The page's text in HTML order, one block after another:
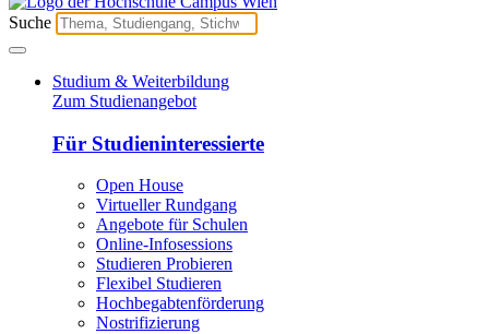
Suche
Studium & Weiterbildung
Zum Studienangebot
Für Studieninteressierte
Open House
Virtueller Rundgang
Angebote für Schulen
Online-Infosessions
Studieren Probieren
Flexibel Studieren
Hochbegabtenförderung
Nostrifizierung